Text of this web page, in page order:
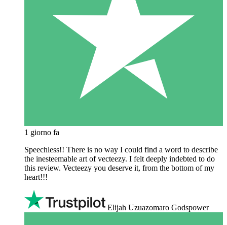
1 giorno fa
Speechless!! There is no way I could find a word to describe
the inesteemable art of vecteezy. I felt deeply indebted to do
this review. Vecteezy you deserve it, from the bottom of my
heart!!!
Elijah Uzuazomaro Godspower